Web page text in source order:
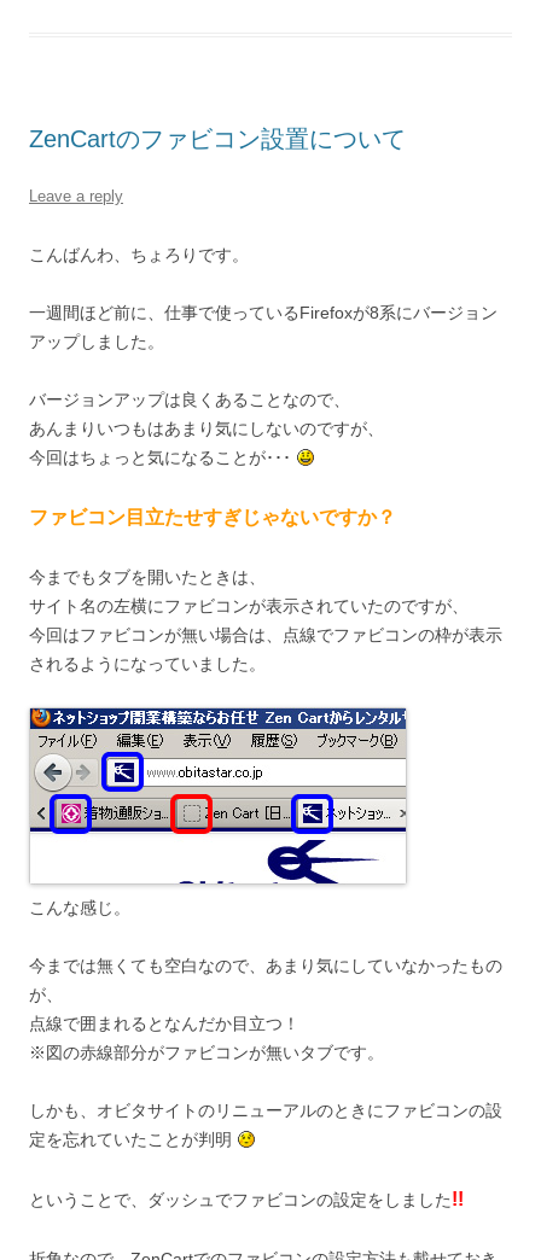
ZenCartのファビコン設置について
Leave a reply
こんばんわ、ちょろりです。
一週間ほど前に、仕事で使っているFirefoxが8系にバージョン
アップしました。
バージョンアップは良くあることなので、
あんまりいつもはあまり気にしないのですが、
今回はちょっと気になることが･･･
ファビコン目立たせすぎじゃないですか？
今までもタブを開いたときは、
サイト名の左横にファビコンが表示されていたのですが、
今回はファビコンが無い場合は、点線でファビコンの枠が表示
されるようになっていました。
こんな感じ。
今までは無くても空白なので、あまり気にしていなかったもの
が、
点線で囲まれるとなんだか目立つ！
※図の赤線部分がファビコンが無いタブです。
しかも、オビタサイトのリニューアルのときにファビコンの設
定を忘れていたことが判明
ということで、ダッシュでファビコンの設定をしました!!